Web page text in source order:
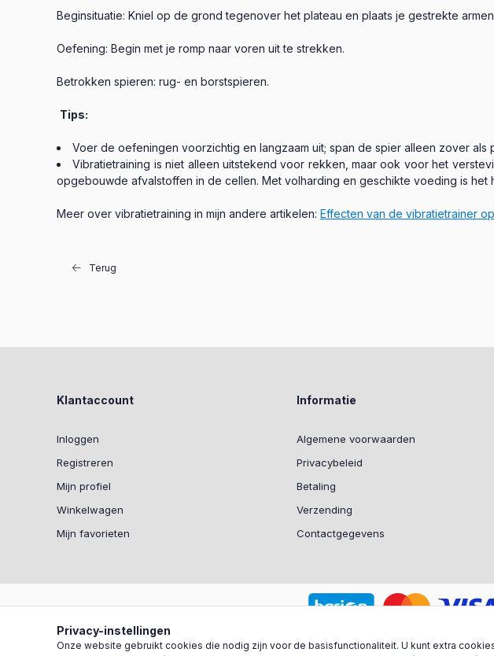
Beginsituatie: Kniel op de grond tegenover het plateau en plaats je gestrekte
Oefening: Begin met je romp naar voren uit te strekken.
Betrokken spieren: rug- en borstspieren.
Tips:
Voer de oefeningen voorzichtig en langzaam uit; span de spier alleen zover
Vibratietraining is niet alleen uitstekend voor rekken, maar ook voor het
opgebouwde afvalstoffen in de cellen. Met volharding en geschikte voeding is het
Meer over vibratietraining in mijn andere artikelen: Effecten van de vibratietrainer
Terug
Klantaccount
Inloggen
Registreren
Mijn profiel
Winkelwagen
Mijn favorieten
Informatie
Algemene voorwaarden
Privacybeleid
Betaling
Verzending
Contactgegevens
Privacy-instellingen
Onze website gebruikt cookies die nodig zijn voor de basisfunctionaliteit. U kunt extra